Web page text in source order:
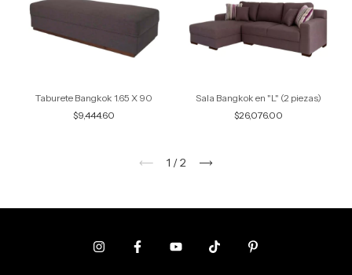
Taburete Bangkok 1.65 X 90
$9,444.60
Sala Bangkok en "L" (2 piezas)
$26,076.00
1 /2